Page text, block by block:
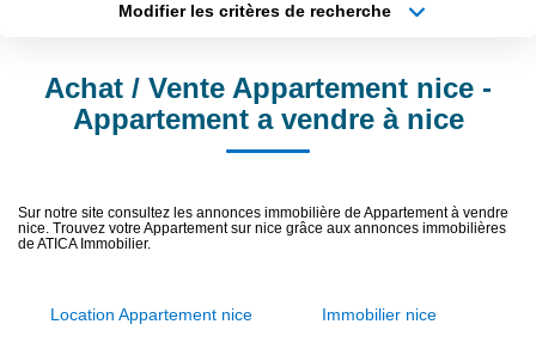
ESTIMATION
Modifier les critères de recherche
Type de bien
Budget max Plus de critères
Achat / Vente Appartement nice -
Appartement a vendre à nice
Sur notre site consultez les annonces immobilière de Appartement à vendre
nice. Trouvez votre Appartement sur nice grâce aux annonces immobilières
de ATICA Immobilier.
Location Appartement nice Immobilier nice